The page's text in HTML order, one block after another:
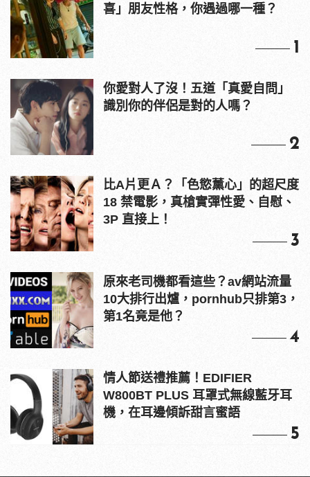
喜」朋友性格，你遇過哪一種？
1
你愛對人了沒！五道「真愛自問」
識別你的伴侶是對的人嗎？
2
比A片更Ａ？「色慾薰心」的超尺度
18 禁電影，真槍實彈性愛、自慰、
3P 直接上！
3
原來老司機都看這些？av網站流量
10大排行出爐，pornhub只排第3，
第1名竟是他？
4
情人節送禮推薦！EDIFIER
W800BT PLUS 耳罩式無線藍牙耳
機，在耳邊傾訴甜言蜜語
5